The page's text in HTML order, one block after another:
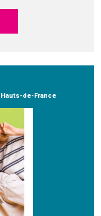
de-France